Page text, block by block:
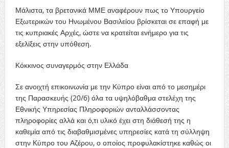
Μάλιστα, τα βρετανικά ΜΜΕ αναφέρουν πως το Υπουργείο
Εξωτερικών του Ηνωμένου Βασιλείου βρίσκεται σε επαφή με
τις κυπριακές Αρχές, ώστε να κρατείται ενήμερο για τις
εξελίξεις στην υπόθεση.
Κόκκινος συναγερμός στην Ελλάδα
Σε ανοιχτή επικοινωνία με την Κύπρο είναι από το μεσημέρι
της Παρασκευής (20/6) όλα τα υψηλόβαθμα στελέχη της
Εθνικής Υπηρεσίας Πληροφοριών ανταλλάσσοντας
πληροφορίες αλλά και ό,τι υλικό έχει στη διάθεσή της η
καθεμία από τις διαβαθμισμένες υπηρεσίες κατά τη σύλληψη
στην Κύπρο του Αζέρου, ο οποίος προφυλακίστηκε καθώς οι